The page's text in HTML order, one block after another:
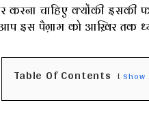
चाहिए क्योंकी इसकी
इस पैग़ाम को आख़िर तक
Table Of Contents Show